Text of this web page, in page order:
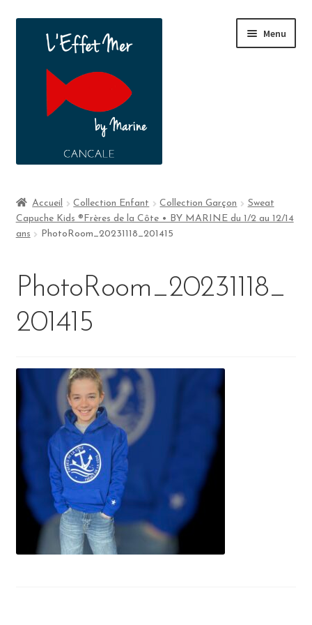
Menu
A propos
Accueil Collection Enfant Collection Garçon
Sweat
Capuche Kids ®Frères de la Côte • BY MARINE du 1/2 au 12/14
ans
PhotoRoom_20231118_201415
PhotoRoom_20231118_
201415